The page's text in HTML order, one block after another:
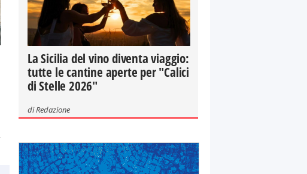
La Sicilia del vino diventa viaggio:
tutte le cantine aperte per "Calici
di Stelle 2026"
diRedazione